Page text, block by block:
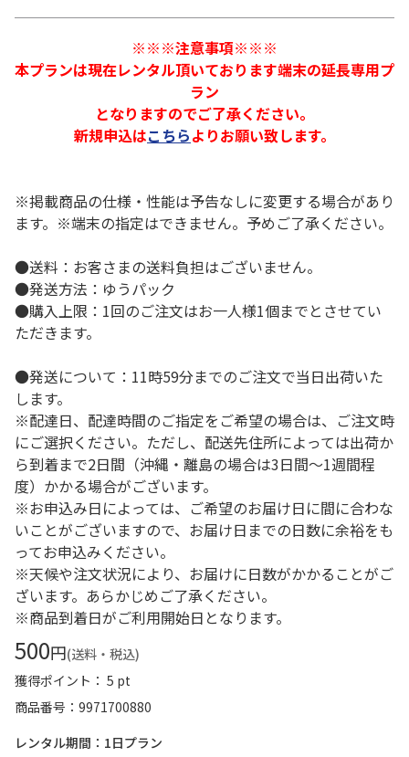
※※※注意事項※※※
本プランは現在レンタル頂いております端末の延長専用プ
ラン
となりますのでご了承ください。
新規申込はこちらよりお願い致します。
※掲載商品の仕様・性能は予告なしに変更する場合があり
ます。※端末の指定はできません。予めご了承ください。
●送料：お客さまの送料負担はございません。
●発送方法：ゆうパック
●購入上限：1回のご注文はお一人様1個までとさせてい
ただきます。
●発送について：11時59分までのご注文で当日出荷いた
します。
※配達日、配達時間のご指定をご希望の場合は、ご注文時
にご選択ください。ただし、配送先住所によっては出荷か
ら到着まで2日間（沖縄・離島の場合は3日間～1週間程
度）かかる場合がございます。
※お申込み日によっては、ご希望のお届け日に間に合わな
いことがございますので、お届け日までの日数に余裕をも
ってお申込みください。
※天候や注文状況により、お届けに日数がかかることがご
ざいます。あらかじめご了承ください。
※商品到着日がご利用開始日となります。
500円(送料・税込)
獲得ポイント： 5 pt
商品番号
9971700880
レンタル期間：1日プラン